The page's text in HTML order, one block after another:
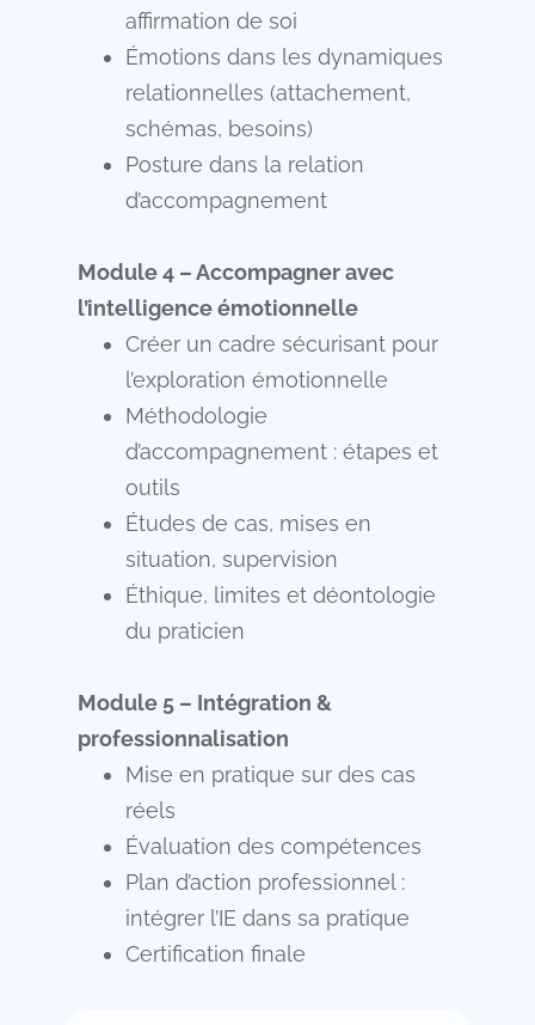
affirmation de soi
Émotions dans les dynamiques
relationnelles (attachement,
schémas, besoins)
Posture dans la relation
d’accompagnement
Module 4 – Accompagner avec
l’intelligence émotionnelle
Créer un cadre sécurisant pour
l’exploration émotionnelle
Méthodologie
d’accompagnement : étapes et
outils
Études de cas, mises en
situation, supervision
Éthique, limites et déontologie
du praticien
Module 5 – Intégration &
professionnalisation
Mise en pratique sur des cas
réels
Évaluation des compétences
Plan d’action professionnel :
intégrer l’IE dans sa pratique
Certification finale